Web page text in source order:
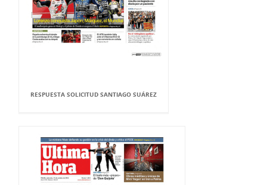
RESPUESTA SOLICITUD SANTIAGO SUÁREZ